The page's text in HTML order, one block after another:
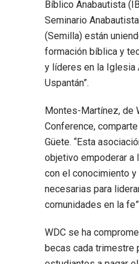
Bíblico Anabautista
Seminario
(Semilla) están
formación bíblica y
y líderes en la Iglesia
Uspantán”.
Montes-Martínez, de
Conference,
Güete. “Esta
objetivo empoderar
con el conocimiento
necesarias para
comunidades en la
WDC se ha
becas cada trimestre